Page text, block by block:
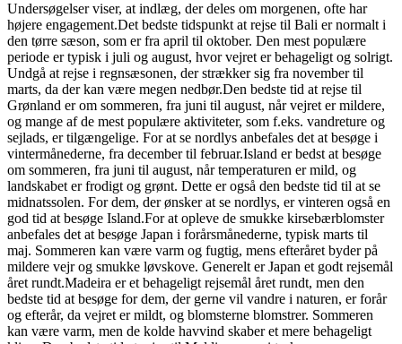
Undersøgelser viser, at indlæg, der deles om morgenen, ofte har
højere engagement.Det bedste tidspunkt at rejse til Bali er normalt i
den tørre sæson, som er fra april til oktober. Den mest populære
periode er typisk i juli og august, hvor vejret er behageligt og solrigt.
Undgå at rejse i regnsæsonen, der strækker sig fra november til
marts, da der kan være megen nedbør.Den bedste tid at rejse til
Grønland er om sommeren, fra juni til august, når vejret er mildere,
og mange af de mest populære aktiviteter, som f.eks. vandreture og
sejlads, er tilgængelige. For at se nordlys anbefales det at besøge i
vintermånederne, fra december til februar.Island er bedst at besøge
om sommeren, fra juni til august, når temperaturen er mild, og
landskabet er frodigt og grønt. Dette er også den bedste tid til at se
midnatssolen. For dem, der ønsker at se nordlys, er vinteren også en
god tid at besøge Island.For at opleve de smukke kirsebærblomster
anbefales det at besøge Japan i forårsmånederne, typisk marts til
maj. Sommeren kan være varm og fugtig, mens efteråret byder på
mildere vejr og smukke løvskove. Generelt er Japan et godt rejsemål
året rundt.Madeira er et behageligt rejsemål året rundt, men den
bedste tid at besøge for dem, der gerne vil vandre i naturen, er forår
og efterår, da vejret er mildt, og blomsterne blomstrer. Sommeren
kan være varm, men de kolde havvind skaber et mere behageligt